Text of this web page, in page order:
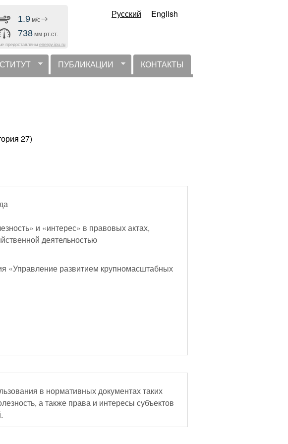
1.9 м/с
738 мм рт.ст.
предоставлены energy.ipu.ru
Русский English
ПУБЛИКАЦИИ КОНТАКТЫ
27)
и «интерес» в правовых актах,
деятельностью
«Управление развитием крупномасштабных
в нормативных документах таких
а также права и интересы субъектов